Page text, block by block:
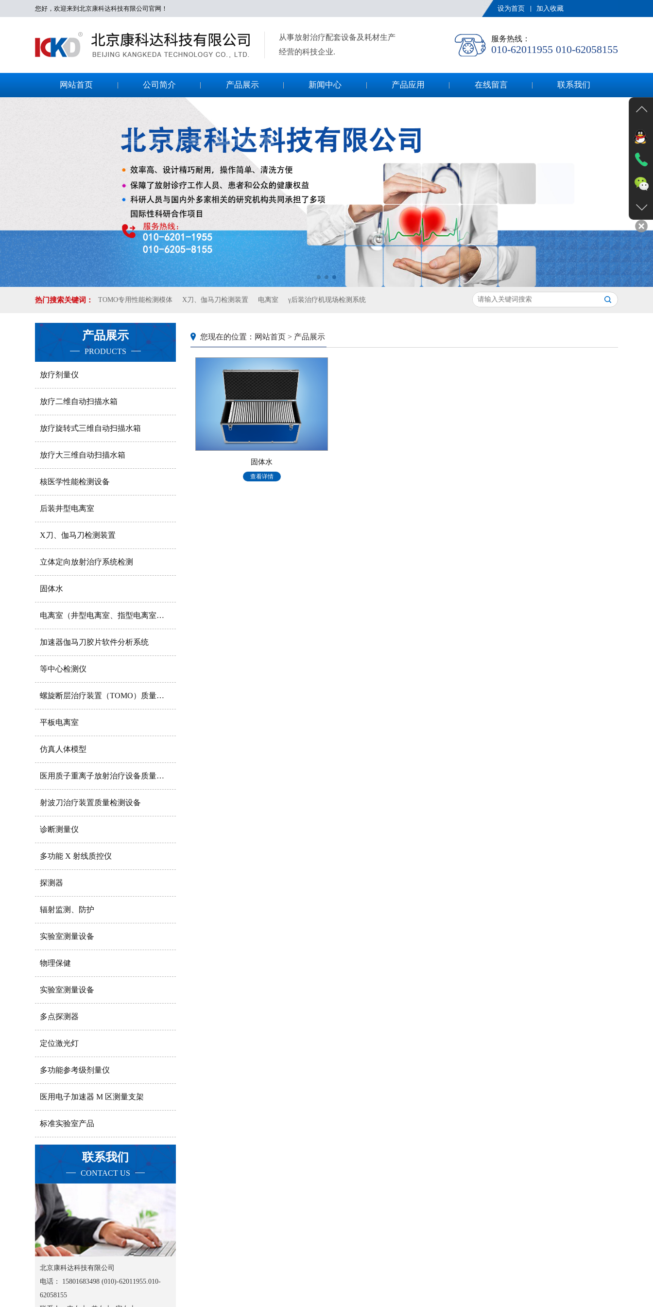
您好，欢迎来到北京康科达科技有限公司官网！ 设为首页 加入收藏
从事放射治疗配套设备及耗材生产
经营的科技企业.
服务热线：
010-62011955 010-62058155
网站首页 公司简介 产品展示 新闻中心 产品应用 在线留言 联系我们
热门搜索关键词： TOMO专用性能检测模体 X刀、伽马刀检测装置 电离室 γ后装治疗机现场检测系统
产品展示
PRODUCTS
放疗剂量仪
放疗二维自动扫描水箱
放疗旋转式三维自动扫描水箱
放疗大三维自动扫描水箱
核医学性能检测设备
后装井型电离室
X刀、伽马刀检测装置
立体定向放射治疗系统检测
固体水
电离室（井型电离室、指型电离室尖点电离室）
加速器伽马刀胶片软件分析系统
等中心检测仪
螺旋断层治疗装置（TOMO）质量控制检测设备
平板电离室
仿真人体模型
医用质子重离子放射治疗设备质量控制性能检测仪器
射波刀治疗装置质量检测设备
诊断测量仪
多功能 X 射线质控仪
探测器
辐射监测、防护
实验室测量设备
物理保健
实验室测量设备
多点探测器
定位激光灯
多功能参考级剂量仪
医用电子加速器 M 区测量支架
标准实验室产品
联系我们
CONTACT US
北京康科达科技有限公司
电话： 15801683498 (010)-62011955.010-
62058155
您现在的位置：网站首页 > 产品展示
固体水
查看详情